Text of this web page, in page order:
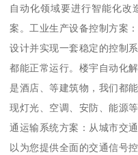
自动化领域要进行智能化改
案。工业生产设备控制方案
设计并实现一套稳定的控制
都能正常运行。楼宇自动化
是酒店、等建筑物，我们都
现灯光、空调、安防、能源
通运输系统方案：从城市交
以为您提供全面的交通信号